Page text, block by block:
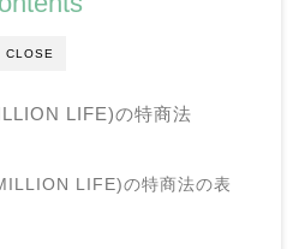
CLOSE
LIFE)の特商法
LIFE)の特商法の表